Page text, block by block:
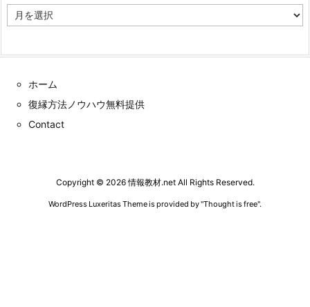
ー
ホーム
復縁方法ノウハウ無料提供
Contact
Copyright © 2026 情報教材.netAll Rights Reserved.
WordPress Luxeritas Theme is provided by "Thought is free".